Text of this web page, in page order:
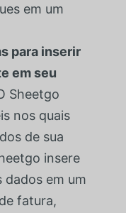
em um
para inserir
em seu
Sheetgo
nos quais
de sua
insere
dados em um
fatura,